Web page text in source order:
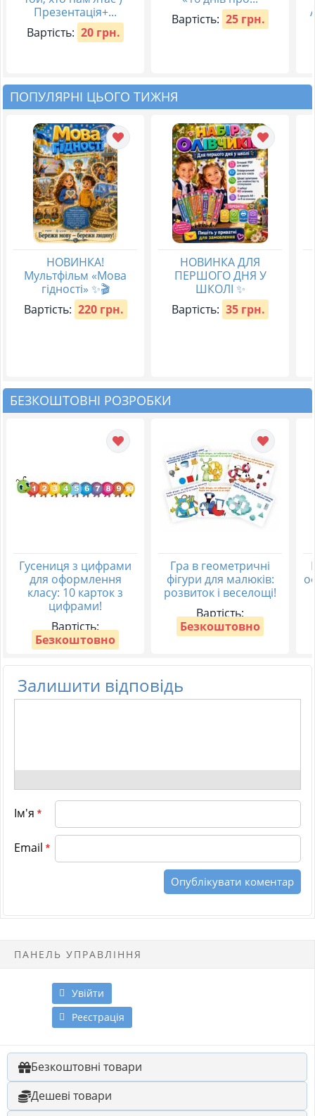
Презентація+...
Вартість: 20 грн.
Вартість: 25 грн.
ПОПУЛЯРНІ ЦЬОГО ТИЖНЯ
НОВИНКА!
Мультфільм «Мова
гідності» ✨🎬
Вартість: 220 грн.
НОВИНКА ДЛЯ
ПЕРШОГО ДНЯ У
ШКОЛІ ✨
Вартість: 35 грн.
БЕЗКОШТОВНІ РОЗРОБКИ
Гусениця з цифрами
для оформлення
класу: 10 карток з
цифрами!
Вартість:
Безкоштовно
Гра в геометричні
фігури для малюків:
розвиток і веселощі!
Вартість:
Безкоштовно
Залишити відповідь
Ім'я *
Email *
ПАНЕЛЬ УПРАВЛІННЯ
Увійти
Реєстрація
Безкоштовні товари
Дешеві товари